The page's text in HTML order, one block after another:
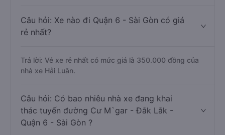
Câu hỏi: Xe nào đi Quận 6 - Sài Gòn có giá
rẻ nhất?
Trả lời: Vé xe rẻ nhất có mức giá là 350.000 đồng của
nhà xe Hải Luân.
Câu hỏi: Có bao nhiêu nhà xe đang khai
thác tuyến đường Cư M`gar - Đắk Lắk -
Quận 6 - Sài Gòn ?